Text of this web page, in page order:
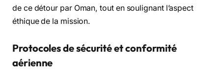
de ce détour par Oman, tout en soulignant l’aspect
éthique de la mission.
Protocoles de sécurité et conformité
aérienne